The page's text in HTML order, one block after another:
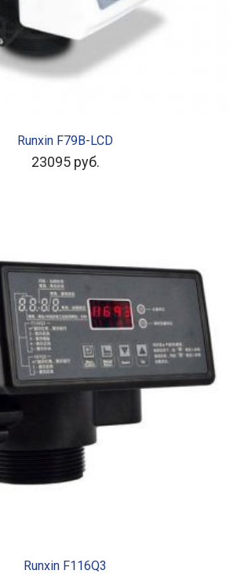
Runxin F79B-LCD
23095 руб.
Runxin F116Q3